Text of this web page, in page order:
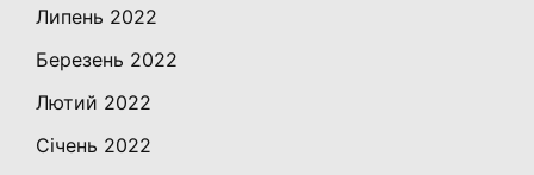
Липень 2022
Березень 2022
Лютий 2022
Січень 2022